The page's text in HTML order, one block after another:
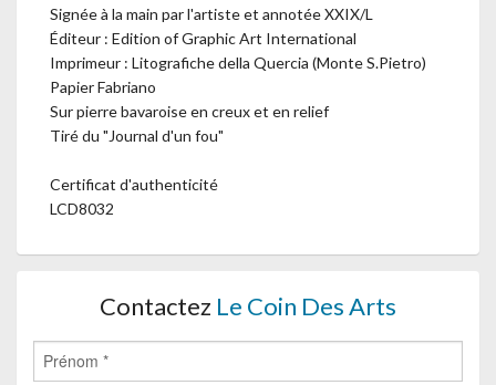
Signée à la main par l'artiste et annotée XXIX/L
Éditeur : Edition of Graphic Art International
Imprimeur : Litografiche della Quercia (Monte S.Pietro)
Papier Fabriano
Sur pierre bavaroise en creux et en relief
Tiré du "Journal d'un fou"
Certificat d'authenticité
LCD8032
Contactez Le Coin Des Arts